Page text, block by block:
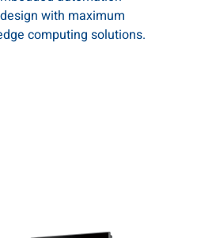
with maximum
computing solutions.